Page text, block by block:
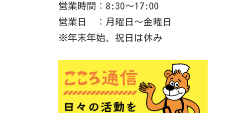
営業時間：8:30～17:00
営業日 ：月曜日～金曜日
※年末年始、祝日は休み